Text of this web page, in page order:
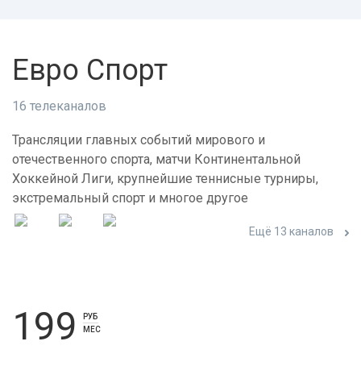
Евро Спорт
16 телеканалов
Трансляции главных событий мирового и
отечественного спорта, матчи Континентальной
Хоккейной Лиги, крупнейшие теннисные турниры,
экстремальный спорт и многое другое
Ещё 13 каналов
199
РУБ
МЕС